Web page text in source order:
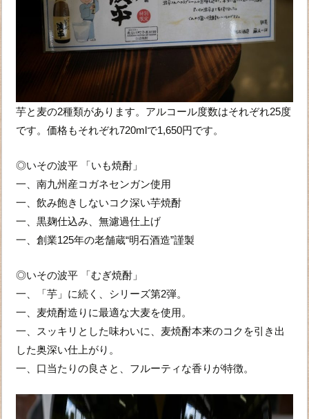
芋と麦の2種類があります。アルコール度数はそれぞれ25度
です。価格もそれぞれ720mlで1,650円です。
◎いその波平 「いも焼酎」
一、南九州産コガネセンガン使用
一、飲み飽きしないコク深い芋焼酎
一、黒麹仕込み、無濾過仕上げ
一、創業125年の老舗蔵“明石酒造”謹製
◎いその波平 「むぎ焼酎」
一、「芋」に続く、シリーズ第2弾。
一、麦焼酎造りに最適な大麦を使用。
一、スッキリとした味わいに、麦焼酎本来のコクを引き出
した奥深い仕上がり。
一、口当たりの良さと、フルーティな香りが特徴。